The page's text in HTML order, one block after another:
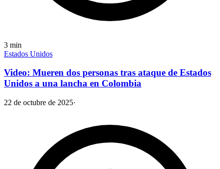
3 min
Estados Unidos
Video: Mueren dos personas tras ataque de Estados
Unidos a una lancha en Colombia
22 de octubre de 2025·